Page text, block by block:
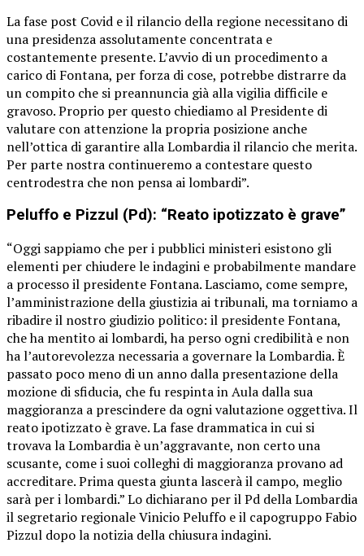
La fase post Covid e il rilancio della regione necessitano di
una presidenza assolutamente concentrata e
costantemente presente. L’avvio di un procedimento a
carico di Fontana, per forza di cose, potrebbe distrarre da
un compito che si preannuncia già alla vigilia difficile e
gravoso. Proprio per questo chiediamo al Presidente di
valutare con attenzione la propria posizione anche
nell’ottica di garantire alla Lombardia il rilancio che merita.
Per parte nostra continueremo a contestare questo
centrodestra che non pensa ai lombardi”.
Peluffo e Pizzul (Pd): “Reato ipotizzato è grave”
“Oggi sappiamo che per i pubblici ministeri esistono gli
elementi per chiudere le indagini e probabilmente mandare
a processo il presidente Fontana. Lasciamo, come sempre,
l’amministrazione della giustizia ai tribunali, ma torniamo a
ribadire il nostro giudizio politico: il presidente Fontana,
che ha mentito ai lombardi, ha perso ogni credibilità e non
ha l’autorevolezza necessaria a governare la Lombardia. È
passato poco meno di un anno dalla presentazione della
mozione di sfiducia, che fu respinta in Aula dalla sua
maggioranza a prescindere da ogni valutazione oggettiva. Il
reato ipotizzato è grave. La fase drammatica in cui si
trovava la Lombardia è un’aggravante, non certo una
scusante, come i suoi colleghi di maggioranza provano ad
accreditare. Prima questa giunta lascerà il campo, meglio
sarà per i lombardi.” Lo dichiarano per il Pd della Lombardia
il segretario regionale Vinicio Peluffo e il capogruppo Fabio
Pizzul dopo la notizia della chiusura indagini.